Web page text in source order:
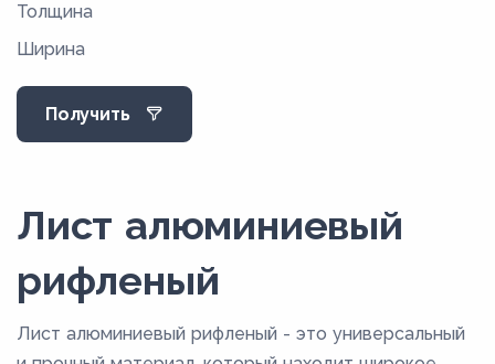
Толщина
Ширина
Получить
Лист алюминиевый
рифленый
Лист алюминиевый рифленый - это универсальный